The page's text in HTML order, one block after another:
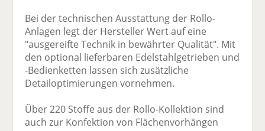
Bei der technischen Ausstattung der Rollo-
Anlagen legt der Hersteller Wert auf eine
"ausgereifte Technik in bewährter Qualität". Mit
den optional lieferbaren Edelstahlgetrieben und
-Bedienketten lassen sich zusätzliche
Detailoptimierungen vornehmen.
Über 220 Stoffe aus der Rollo-Kollektion sind
auch zur Konfektion von Flächenvorhängen